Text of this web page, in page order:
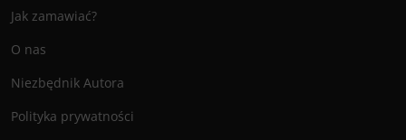
Jak zamawiać?
O nas
Niezbędnik Autora
Polityka prywatności